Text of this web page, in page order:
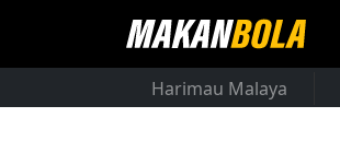
Harimau Malaya